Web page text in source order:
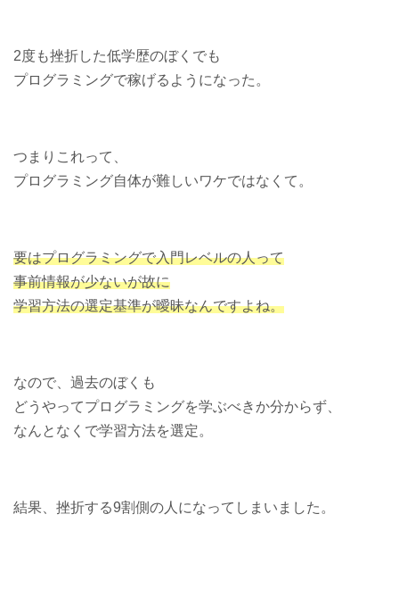
2度も挫折した低学歴のぼくでも
プログラミングで稼げるようになった。
つまりこれって、
プログラミング自体が難しいワケではなくて。
要はプログラミングで入門レベルの人って
事前情報が少ないが故に
学習方法の選定基準が曖昧なんですよね。
なので、過去のぼくも
どうやってプログラミングを学ぶべきか分からず、
なんとなくで学習方法を選定。
結果、挫折する9割側の人になってしまいました。